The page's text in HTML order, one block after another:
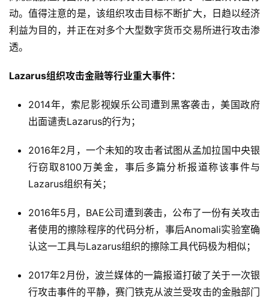
动。值得注意的是，该组织攻击目标不断扩大，日趋以经济
利益为目的，并正在对多个大型数字货币交易所进行攻击渗
透。
Lazarus组织攻击金融等行业重大事件：
2014年，索尼影视娱乐公司遭到黑客袭击，美国政府
出面谴责Lazarus的行为；
2016年2月，一个未知的攻击者试图从孟加拉国中央银
行窃取8100万美金，事后多篇分析报道称该事件与
Lazarus组织有关；
2016年5月，BAE公司遭到袭击，公布了一份有关攻击
者使用的擦除程序的代码分析，事后Anomali实验室确
认这一工具与Lazarus组织的擦除工具代码极为相似；
2017年2月份，波兰媒体的一篇报道打破了关于一次银
行攻击事件的平静，赛门铁克从波兰受攻击的金融部门